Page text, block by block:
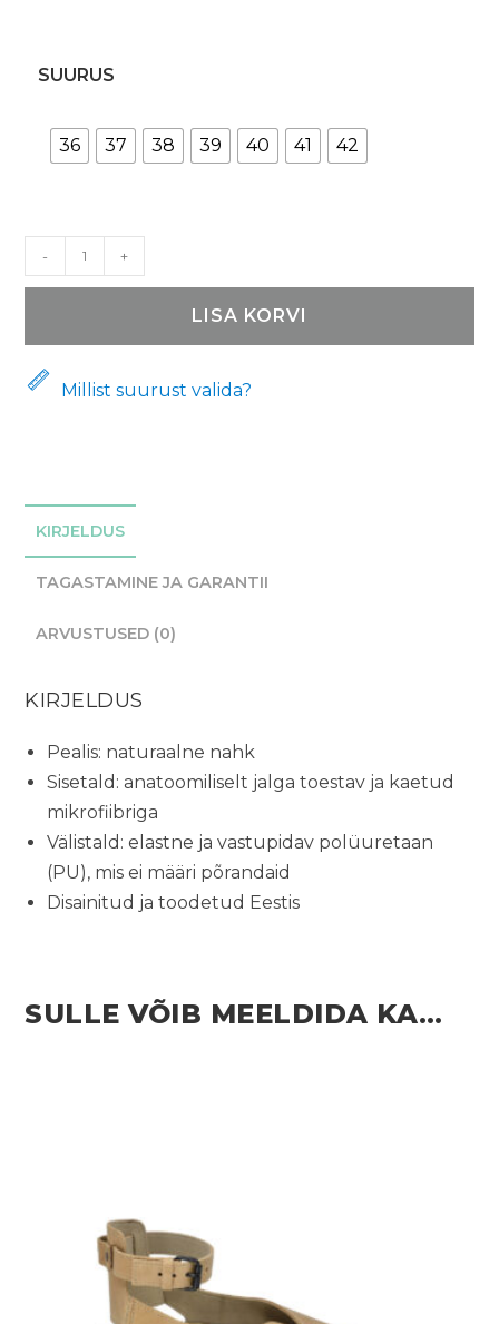
SUURUS
36 37 38 39 40 41 42
Rome
roosad
kogus
- +
LISA KORVI
Millist suurust valida?
KIRJELDUS
TAGASTAMINE JA GARANTII
ARVUSTUSED (0)
KIRJELDUS
Pealis: naturaalne nahk
Sisetald: anatoomiliselt jalga toestav ja kaetud
mikrofiibriga
Välistald: elastne ja vastupidav polüuretaan
(PU), mis ei määri põrandaid
Disainitud ja toodetud Eestis
SULLE VÕIB MEELDIDA KA…